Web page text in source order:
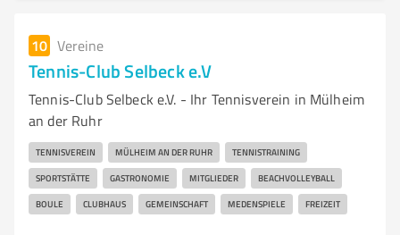
10 Vereine
Tennis-Club Selbeck e.V
Tennis-Club Selbeck e.V. - Ihr Tennisverein in Mülheim
an der Ruhr
TENNISVEREIN MÜLHEIM AN DER RUHR TENNISTRAINING
SPORTSTÄTTE GASTRONOMIE MITGLIEDER BEACHVOLLEYBALL
BOULE CLUBHAUS GEMEINSCHAFT MEDENSPIELE FREIZEIT